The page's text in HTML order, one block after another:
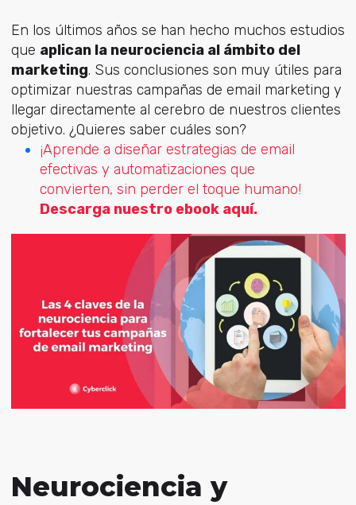
En los últimos años se han hecho muchos estudios
que aplican la neurociencia al ámbito del
marketing. Sus conclusiones son muy útiles para
optimizar nuestras campañas de email marketing y
llegar directamente al cerebro de nuestros clientes
objetivo. ¿Quieres saber cuáles son?
¡Aprende a diseñar estrategias de email
efectivas y automatizaciones que
convierten, sin perder el toque humano!
Descarga nuestro ebook aquí.
Neurociencia y